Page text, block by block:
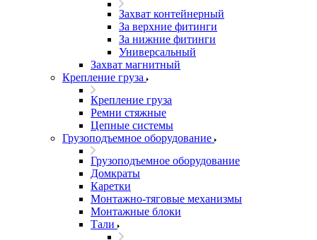
Захват контейнерный
За верхние фитинги
За нижние фитинги
Универсальный
Захват магнитный
Крепление груза
Крепление груза
Ремни стяжные
Цепные системы
Грузоподъемное оборудование
Грузоподъемное оборудование
Домкраты
Каретки
Монтажно-тяговые механизмы
Монтажные блоки
Тали